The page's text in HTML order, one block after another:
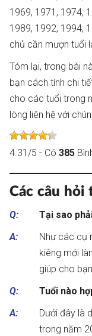
1969, 1971, 1974,
1989, 1992, 1994,
chủ cần mượn tuổi
Tóm lại, trong bài
bạn cách tính chi
cho các tuổi trong
lòng liên hệ với
4.31 /5 - Có 385
Các câu hỏi
Q:
Tại sao
A:
Như các cụ
kiêng mới
giúp cho
Q:
Tuổi nào
A:
Dưới đây là
trong năm